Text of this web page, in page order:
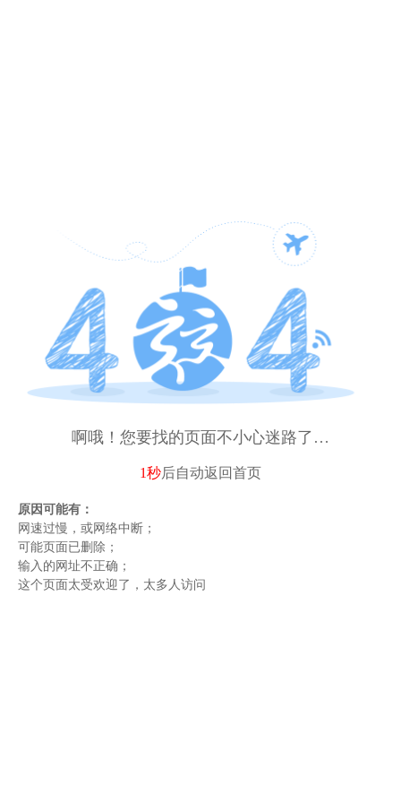
啊哦！您要找的页面不小心迷路了…
1秒后自动返回首页
原因可能有：
网速过慢，或网络中断；
可能页面已删除；
输入的网址不正确；
这个页面太受欢迎了，太多人访问